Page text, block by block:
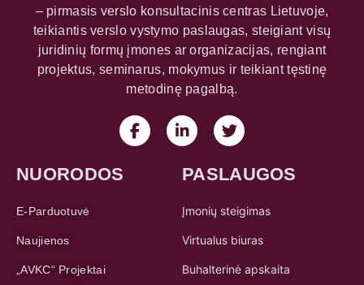
– pirmasis verslo konsultacinis centras Lietuvoje,
teikiantis verslo vystymo paslaugas, steigiant visų
juridinių formų įmones ar organizacijas, rengiant
projektus, seminarus, mokymus ir teikiant tęstinę
metodinę pagalbą.
NUORODOS
E-Parduotuvė
Naujienos
„AVKC“ Projektai
PASLAUGOS
Įmonių steigimas
Virtualus biuras
Buhalterinė apskaita